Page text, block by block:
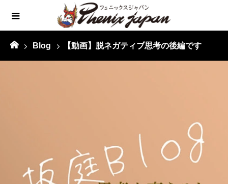
Blog 【動画】脱ネガティブ思考の後編です